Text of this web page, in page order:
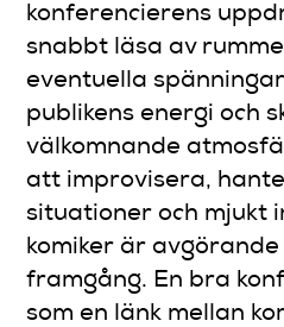
konferencierens
snabbt läsa av
eventuella
publikens energi och
välkomnande
att improvisera,
situationer och mjukt
komiker är
framgång. En bra
som en länk mellan